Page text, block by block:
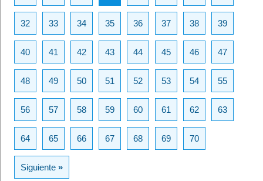
32 33 34 35 36 37 38 39
40 41 42 43 44 45 46 47
48 49 50 51 52 53 54 55
56 57 58 59 60 61 62 63
64 65 66 67 68 69 70
Siguiente»